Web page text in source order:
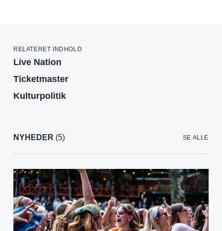
RELATERET INDHOLD
Live Nation
Ticketmaster
Kulturpolitik
NYHEDER (5) SE ALLE